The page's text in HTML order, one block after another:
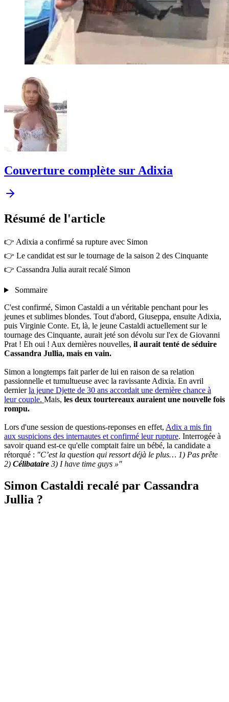
Couverture complète sur Adixia
Résumé de l'article
👉 Adixia a confirmé sa rupture avec Simon
👉 Le candidat est sur le tournage de la saison 2 des Cinquante
👉 Cassandra Julia aurait recalé Simon
Sommaire
C'est confirmé, Simon Castaldi a un véritable penchant pour les
jeunes et sublimes blondes. Tout d'abord, Giuseppa, ensuite Adixia,
puis Virginie Conte. Et, là, le jeune Castaldi actuellement sur le
tournage des Cinquante, aurait jeté son dévolu sur l'ex de Giovanni
Prat ! Eh oui ! Aux dernières nouvelles, il aurait tenté de séduire
Cassandra Jullia, mais en vain.
Simon a longtemps fait parler de lui en raison de sa relation
passionnelle et tumultueuse avec la ravissante Adixia. En avril
dernierla jeune Djette de 30 ans accordait une dernière chance à
leur couple. Mais, les deux tourtereaux auraient une nouvelle fois
rompu.
Lors d'une session de questions-reponses en effet, Adix a mis fin
aux suspicions des internautes et confirmé leur rupture. Interrogée à
savoir quand est-ce qu'elle comptait faire un bébé, la candidate a
rétorqué : "C’est la question qui ressort déjà le plus… 1) Pas prête
2) Célibataire 3) I have time guys »"
Simon Castaldi recalé par Cassandra
Jullia ?